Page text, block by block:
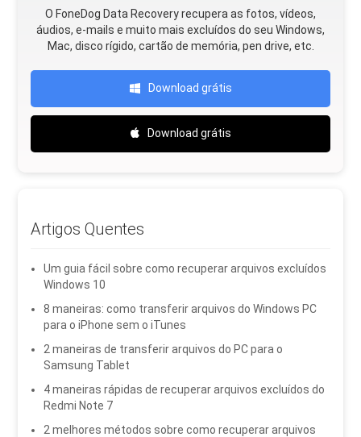
O FoneDog Data Recovery recupera as fotos, vídeos,
áudios, e-mails e muito mais excluídos do seu Windows,
Mac, disco rígido, cartão de memória, pen drive, etc.
Download grátis
Download grátis
Artigos Quentes
Um guia fácil sobre como recuperar arquivos excluídos
Windows 10
8 maneiras: como transferir arquivos do Windows PC
para o iPhone sem o iTunes
2 maneiras de transferir arquivos do PC para o
Samsung Tablet
4 maneiras rápidas de recuperar arquivos excluídos do
Redmi Note 7
2 melhores métodos sobre como recuperar arquivos